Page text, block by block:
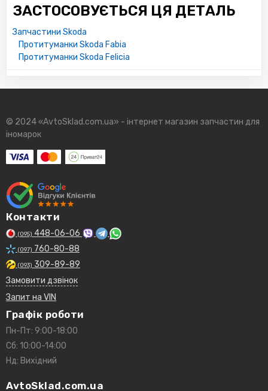
ЗАСТОСОВУЄТЬСЯ ЦЯ ДЕТАЛЬ
Запчастини Skoda
Протитуманки Skoda Fabia
Протитуманки Skoda Felicia
© 2024 «AvtoSklad.com.ua» - інтернет магазин запчастин для
іномарок
Контакти
(095) 448-06-06
(097) 760-80-88
(093) 309-89-89
Замовити дзвінок
Запит на VIN
Графік роботи
Пн-Пт: 9:00-18:00
Сб: 10:00-14:00
Нд: Вихідний
AvtoSklad.com.ua